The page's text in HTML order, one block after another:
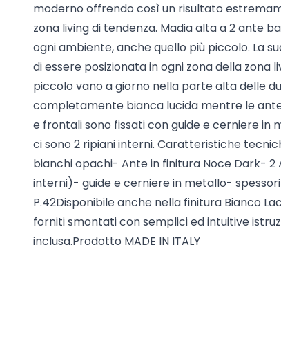
moderno offrendo così un risultato
zona living di tendenza. Madia alta a 2 ante
ogni ambiente, anche quello più piccolo. La
di essere posizionata in ogni zona della zona
piccolo vano a giorno nella parte alta delle
completamente bianca lucida mentre le
e frontali sono fissati con guide e cerniere in
ci sono 2 ripiani interni. Caratteristiche
bianchi opachi- Ante in finitura Noce Dark-
interni)- guide e cerniere in metallo- spessori
P.42Disponibile anche nella finitura Bianco
forniti smontati con semplici ed intuitive
inclusa.Prodotto MADE IN ITALY